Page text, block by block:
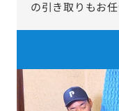
の引き取りもお任